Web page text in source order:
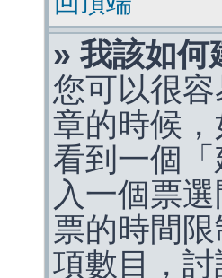
» 我該如何
您可以很
章的時候
看到一個
入一個票
票的時間
項數目，